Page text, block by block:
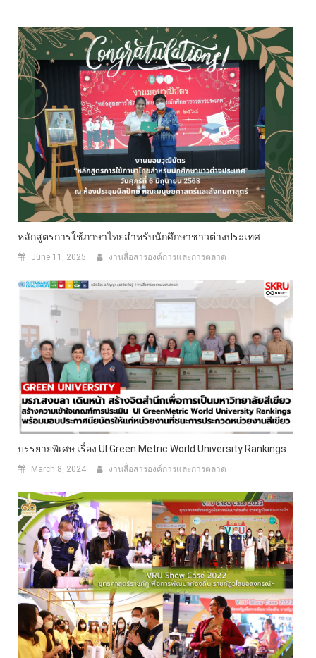
หลักสูตรการใช้ภาษาไทยสำหรับนักศึกษาชาวต่างประเทศ
June 11, 2025 งานสื่อสารองค์การและการตลาด
บรรยายพิเศษ เรื่อง UI Green Metric World University Rankings
March 8, 2024 งานสื่อสารองค์การและการตลาด